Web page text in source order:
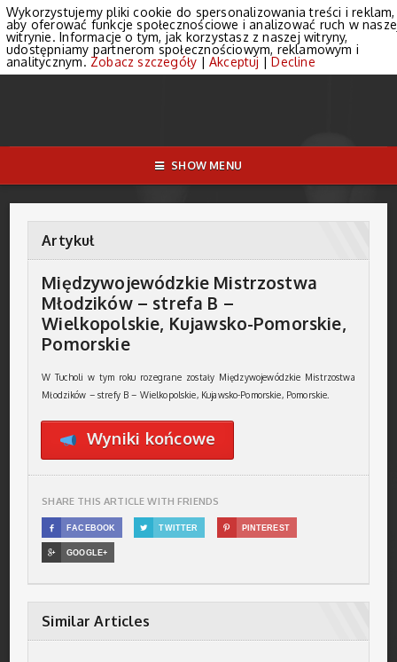
SHOW MENU
Artykuł
Międzywojewódzkie Mistrzostwa
Młodzików – strefa B –
Wielkopolskie, Kujawsko-Pomorskie,
Pomorskie
W Tucholi w tym roku rozegrane zostały Międzywojewódzkie Mistrzostwa
Młodzików – strefy B – Wielkopolskie, Kujawsko-Pomorskie, Pomorskie.
Wyniki końcowe
SHARE THIS ARTICLE WITH FRIENDS
 FACEBOOK  TWITTER  PINTEREST
 GOOGLE+
Similar Articles
Wykorzystujemy pliki cookie do spersonalizowania treści i reklam,
aby oferować funkcje społecznościowe i analizować ruch w
witrynie. Informacje o tym, jak korzystasz z naszej witryny,
udostępniamy partnerom społecznościowym, reklamowym i
analitycznym. Zobacz szczegóły | Akceptuj |Decline